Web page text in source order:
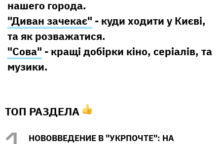
нашего города.
"Диван зачекає" - куди ходити у Києві,
та як розважатися.
"Сова" - кращі добірки кіно, серіалів, та
музики.
ТОП РАЗДЕЛА
НОВОВВЕДЕНИЕ В "УКРПОЧТЕ": НА